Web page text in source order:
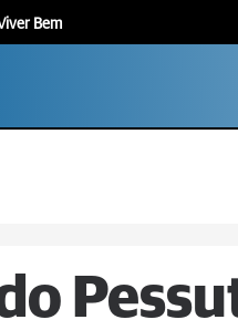
Bem